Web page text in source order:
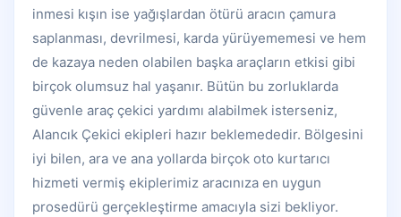
inmesi kışın ise yağışlardan ötürü aracın çamura
saplanması, devrilmesi, karda yürüyememesi ve hem
de kazaya neden olabilen başka araçların etkisi gibi
birçok olumsuz hal yaşanır. Bütün bu zorluklarda
güvenle araç çekici yardımı alabilmek isterseniz,
Alancık Çekici ekipleri hazır beklemededir. Bölgesini
iyi bilen, ara ve ana yollarda birçok oto kurtarıcı
hizmeti vermiş ekiplerimiz aracınıza en uygun
prosedürü gerçekleştirme amacıyla sizi bekliyor.